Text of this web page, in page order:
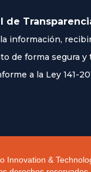
de
información,
de forma segura y
a la Ley 141-
Innovation &